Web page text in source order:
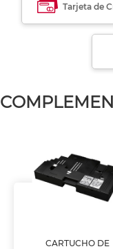
Tarjeta de
CARTUCHO DE